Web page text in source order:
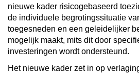
nieuwe kader risicogebaseerd
de individuele begrotingssituatie
toegesneden en een geleidelijker
mogelijk maakt, mits dit door
investeringen wordt ondersteund.
Het nieuwe kader zet in op